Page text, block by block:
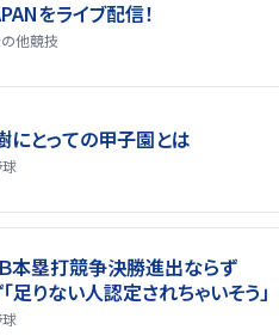
をライブ配信！
他競技
にとっての甲子園とは
本塁打競争決勝進出ならず
足りない人認定されちゃいそう」